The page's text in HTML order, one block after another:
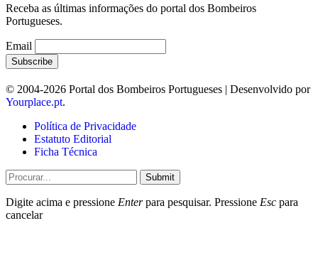
Receba as últimas informações do portal dos Bombeiros
Portugueses.
Email
© 2004-2026 Portal dos Bombeiros Portugueses | Desenvolvido por
Yourplace.pt.
Política de Privacidade
Estatuto Editorial
Ficha Técnica
Submit
Digite acima e pressione Enterpara pesquisar. Pressione Esc para
cancelar